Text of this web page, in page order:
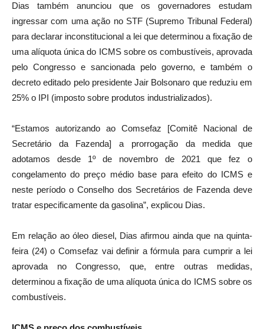
Dias também anunciou que os governadores estudam
ingressar com uma ação no STF (Supremo Tribunal Federal)
para declarar inconstitucional a lei que determinou a fixação de
uma alíquota única do ICMS sobre os combustíveis, aprovada
pelo Congresso e sancionada pelo governo, e também o
decreto editado pelo presidente Jair Bolsonaro que reduziu em
25% o IPI (imposto sobre produtos industrializados).
“Estamos autorizando ao Comsefaz [Comitê Nacional de
Secretário da Fazenda] a prorrogação da medida que
adotamos desde 1º de novembro de 2021 que fez o
congelamento do preço médio base para efeito do ICMS e
neste período o Conselho dos Secretários de Fazenda deve
tratar especificamente da gasolina”, explicou Dias.
Em relação ao óleo diesel, Dias afirmou ainda que na quinta-
feira (24) o Comsefaz vai definir a fórmula para cumprir a lei
aprovada no Congresso, que, entre outras medidas,
determinou a fixação de uma alíquota única do ICMS sobre os
combustíveis.